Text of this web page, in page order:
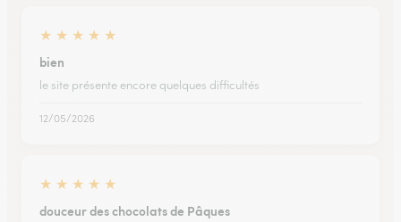
★ ★ ★ ★ ★
bien
le site présente encore quelques difficultés
12/05/2026
★ ★ ★ ★ ★
douceur des chocolats de Pâques